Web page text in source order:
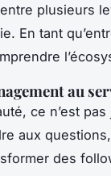
plusieurs
En tant
au
ce n’est
aux
des